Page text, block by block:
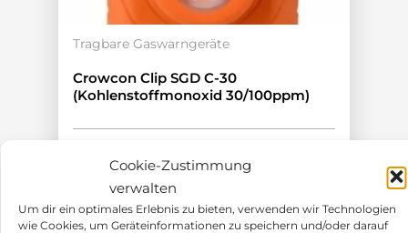
Cookie-Zustimmung
verwalten
Um dir ein optimales Erlebnis zu bieten, verwenden wir Technologien
wie Cookies, um Geräteinformationen zu speichern und/oder darauf
Tragbare Gaswarngeräte
Crowcon Clip SGD C-30
(Kohlenstoffmonoxid 30/100ppm)
Alarmgrenzen 30/100ppm
2 Jahre Lebensdauer
ATEX-Zulassung